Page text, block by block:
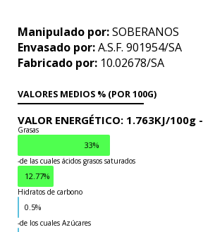
Manipulado por:SOBERANOS
Envasado por:A.S.F. 901954/SA
Fabricado por: 10.02678/SA
VALORES MEDIOS % (POR 100G)
VALOR ENERGÉTICO: 1.763KJ/100g -
Grasas
33%
-de las cuales ácidos grasos saturados
12.77%
Hidratos de carbono
0.5%
-de los cuales Azúcares